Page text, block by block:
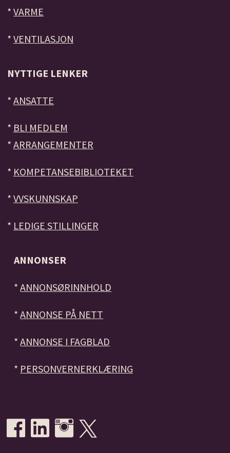
* VARME
* VENTILASJON
NYTTIGE LENKER
* ANSATTE
* BLI MEDLEM
* ARRANGEMENTER
* KOMPETANSEBIBLIOTEKET
* VVSKUNNSKAP
* LEDIGE STILLINGER
ANNONSER
*ANNONSØRINNHOLD
*ANNONSE PÅ NETT
*ANNONSE I FAGBLAD
* PERSONVERNERKLÆRING